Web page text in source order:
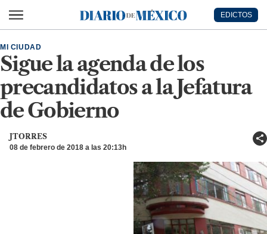
Diario de México
EDICTOS
Sigue la agenda de los
precandidatos a la Jefatura
de Gobierno
MI CIUDAD
JTORRES
08 de febrero de 2018 a las 20:13h